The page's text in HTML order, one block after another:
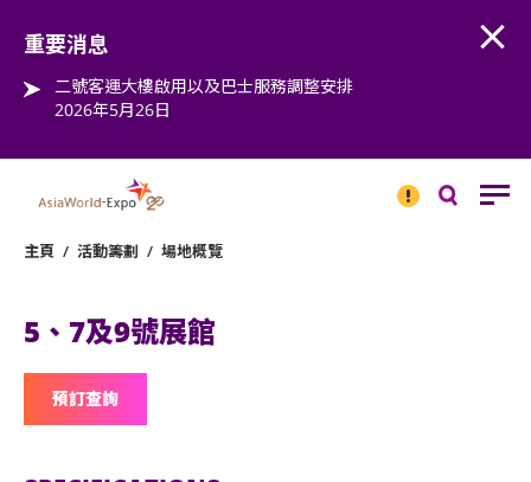
重要消息
二號客運大樓啟用以及巴士服務調整安排
2026年5月26日
消息
主頁 / 活動籌劃 / 場地概覽
5、7及9號展館
預訂查詢